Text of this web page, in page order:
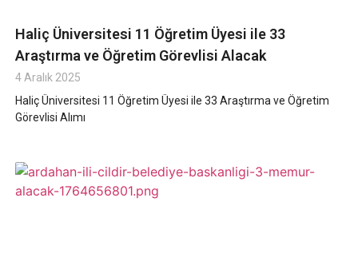
Haliç Üniversitesi 11 Öğretim Üyesi ile 33
Araştırma ve Öğretim Görevlisi Alacak
4 Aralık 2025
Haliç Üniversitesi 11 Öğretim Üyesi ile 33 Araştırma ve Öğretim
Görevlisi Alımı